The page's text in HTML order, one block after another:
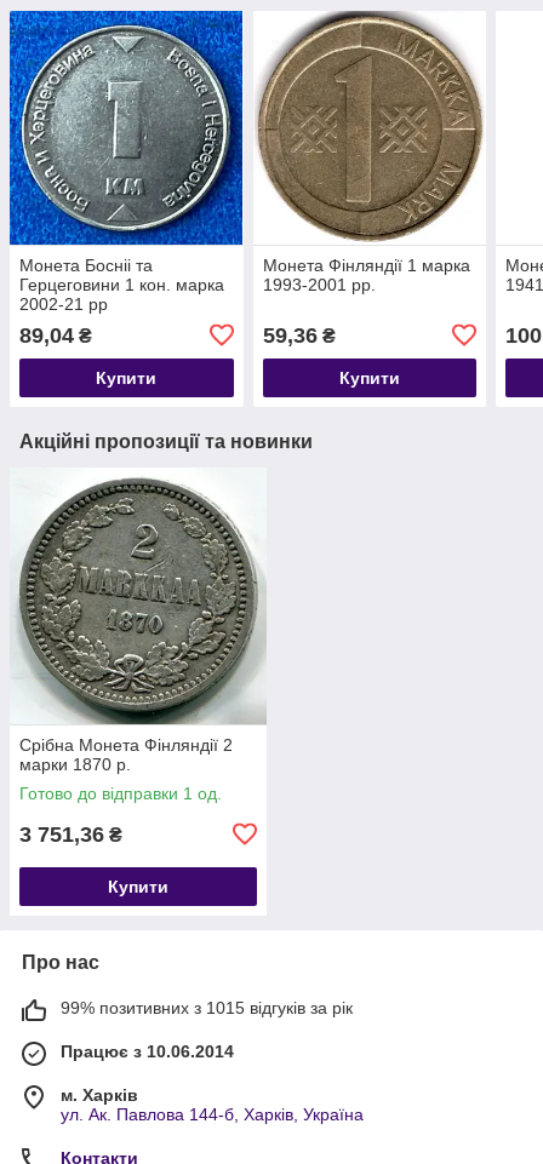
Монета Босніі та
Герцеговини 1 кон. марка
2002-21 рр
89,04 ₴
Купити
Монета Фінляндії 1 марка
1993-2001 рр.
59,36₴
Купити
Акційні пропозиції та новинки
Срібна Монета Фінляндії 2
марки 1870 р.
Готово до відправки 1 од.
3 751,36 ₴
Купити
Про нас
99% позитивних з 1015 відгуків за рік
Працює з 10.06.2014
м. Харків
ул. Ак. Павлова 144-б, Харків, Україна
Контакти